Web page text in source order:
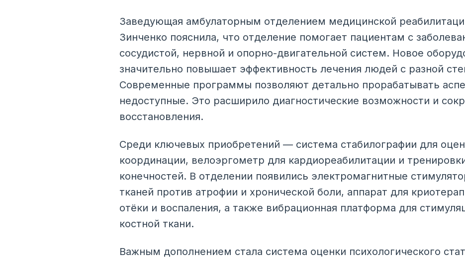
Заведующая амбулаторным отделением медицинской
Зинченко пояснила, что отделение помогает пациентам с
сосудистой, нервной и опорно-двигательной систем. Новое
значительно повышает эффективность лечения людей с разной
Современные программы позволяют детально прорабатывать
недоступные. Это расширило диагностические возможности и
восстановления.
Среди ключевых приобретений — система стабилографии для
координации, велоэргометр для кардиореабилитации и
конечностей. В отделении появились электромагнитные
тканей против атрофии и хронической боли, аппарат для
отёки и воспаления, а также вибрационная платформа для
костной ткани.
Важным дополнением стала система оценки психологического